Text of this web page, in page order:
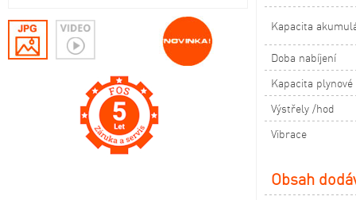
Kapacita
Doba nabíjení
Kapacita
Výstřely /hod
Vibrace
Obsah